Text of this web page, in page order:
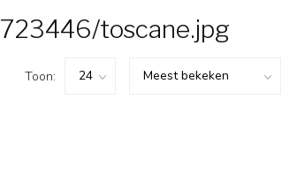
toscane.jpg
Toon: